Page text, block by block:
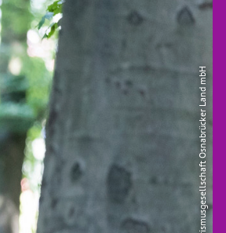
© Tourismusgesellschaft Osnabrücker Land mbH